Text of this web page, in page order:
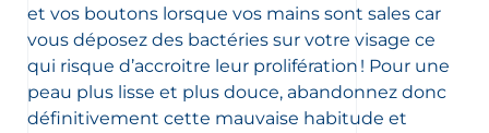
et vos boutons lorsque vos mains sont sales car
vous déposez des bactéries sur votre visage ce
qui risque d’accroitre leur prolifération ! Pour une
peau plus lisse et plus douce, abandonnez donc
définitivement cette mauvaise habitude et